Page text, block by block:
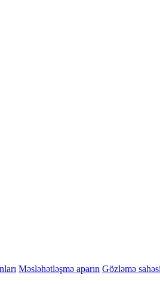
Məsləhətləşmə aparın Gözləmə sahəsi